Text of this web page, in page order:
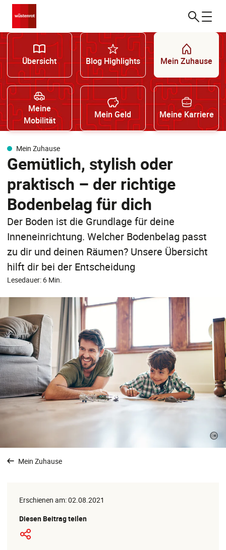
Übersicht Blog Highlights Mein Zuhause
Meine
Mobilität
Mein Geld Meine Karriere
©
Mein Zuhause
Gemütlich, stylish oder
praktisch – der richtige
Bodenbelag für dich
Der Boden ist die Grundlage für deine
Inneneinrichtung. Welcher Bodenbelag passt
zu dir und deinen Räumen? Unsere Übersicht
hilft dir bei der Entscheidung
Lesedauer: 6 Min.
Mein Zuhause
Erschienen am: 02.08.2021
Diesen Beitrag teilen